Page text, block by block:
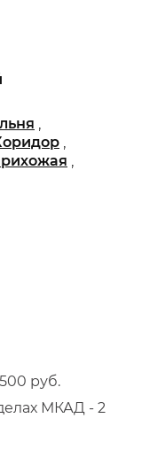
,
,
,
руб.
МКАД - 2